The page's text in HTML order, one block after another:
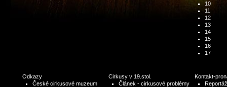
10
11
12
13
14
15
16
17
Odkazy
České cirkusové muzeum
Cirkusy v 19.stol.
Článek - cirkusové problémy
Kontakt-